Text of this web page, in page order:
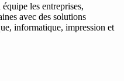
les entreprises,
avec des solutions
informatique, impression et